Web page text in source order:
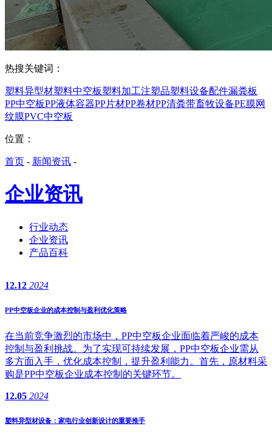
热搜关键词：
塑料异型材塑料中空板塑料加工注塑品塑料设备配件漏粪板
PP中空板PP液体容器PP片材PP卷材PP清粪带畜牧设备PE膜网
纹膜PVC中空板
位置：
首页 - 新闻资讯 -
企业资讯
行业动态
企业资讯
产品百科
12.12 2024
PP中空板企业的成本控制与盈利优化策略
在当前竞争激烈的市场中，PP中空板企业面临着严峻的成本
控制与盈利挑战。为了实现可持续发展，PP中空板企业需从
多方面入手，优化成本控制，提升盈利能力。首先，原材料采
购是PP中空板企业成本控制的关键环节。
12.05 2024
塑料异型材设备：家电行业创新设计的重要推手